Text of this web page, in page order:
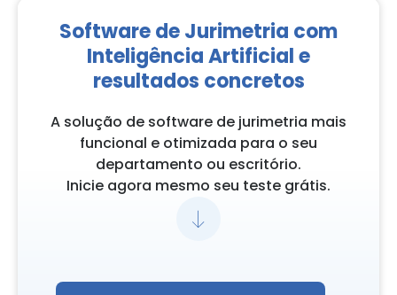
Software de Jurimetria com
Inteligência Artificial e
resultados concretos
A solução de software de jurimetria mais
funcional e otimizada para o seu
departamento ou escritório.
Inicie agora mesmo seu teste grátis.